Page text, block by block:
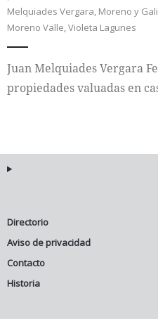
Internacional
Cultura
Melquiades Vergara, Moreno y Gali
Moreno Valle,Violeta Lagunes
Juan Melquiades Vergara
propiedades valuadas en
Directorio
Aviso de privacidad
Contacto
Historia